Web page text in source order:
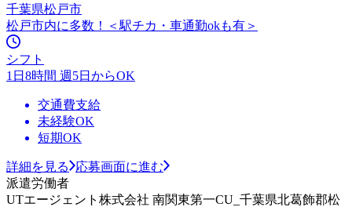
千葉県松戸市
松戸市内に多数！＜駅チカ・車通勤okも有＞
シフト
1日8時間 週5日からOK
交通費支給
未経験OK
短期OK
詳細を見る
応募画面に進む
派遣労働者
UTエージェント株式会社 南関東第一CU_千葉県北葛飾郡松